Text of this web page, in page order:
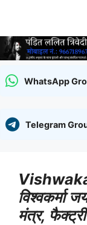
content
WhatsApp
Telegram
विश्वकर्मा
मंत्र, फैक्ट्री